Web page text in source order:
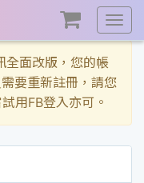
展
開
單
全面改版，您的帳
要重新註冊，請您
用FB登入亦可。